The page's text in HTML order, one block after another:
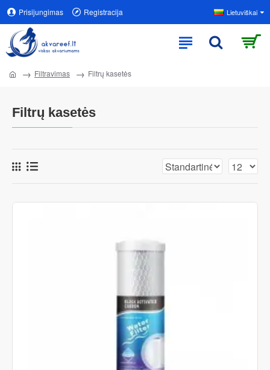
Prisijungimas Registracija Lietuviškai
Filtravimas Filtrų kasetės
Filtrų kasetės